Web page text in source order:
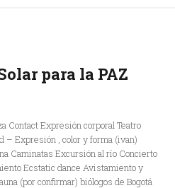
para la PAZ
Contact Expresión corporal Teatro
– Expresión , color y forma (ivan)
Caminatas Excursión al río Concierto
Ecstatic dance Avistamiento y
(por confirmar) biólogos de Bogotá